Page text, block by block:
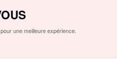
une meilleure expérience.